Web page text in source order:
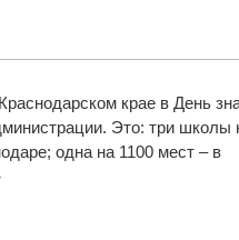
крае в День
Это: три школы
одна на 1100 мест – в